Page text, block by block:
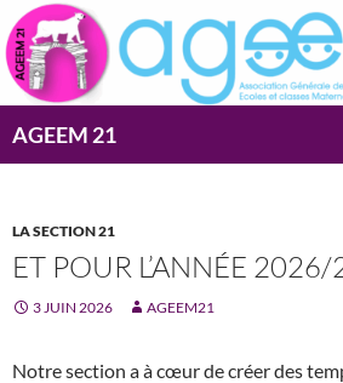
Aller
au
contenu
AGEEM 21
LA SECTION 21
ET POUR L’ANNÉE
3 JUIN 2026 AGEEM21
Notre section a à cœur de créer des